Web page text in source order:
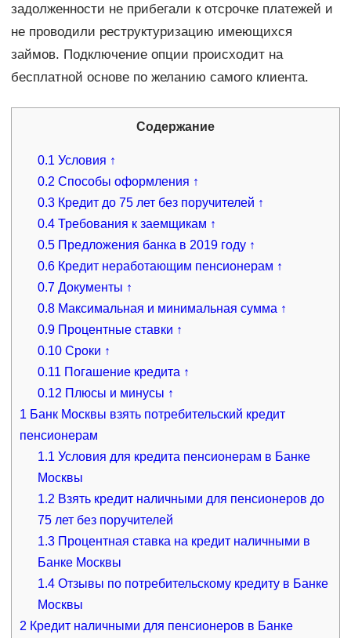
задолженности не прибегали к отсрочке платежей и
не проводили реструктуризацию имеющихся
займов. Подключение опции происходит на
бесплатной основе по желанию самого клиента.
Содержание
0.1 Условия ↑
0.2 Способы оформления ↑
0.3 Кредит до 75 лет без поручителей ↑
0.4 Требования к заемщикам ↑
0.5 Предложения банка в 2019 году ↑
0.6 Кредит неработающим пенсионерам ↑
0.7 Документы ↑
0.8 Максимальная и минимальная сумма ↑
0.9 Процентные ставки ↑
0.10 Сроки ↑
0.11 Погашение кредита ↑
0.12 Плюсы и минусы ↑
1 Банк Москвы взять потребительский кредит
пенсионерам
1.1 Условия для кредита пенсионерам в Банке
Москвы
1.2 Взять кредит наличными для пенсионеров до
75 лет без поручителей
1.3 Процентная ставка на кредит наличными в
Банке Москвы
1.4 Отзывы по потребительскому кредиту в Банке
Москвы
2 Кредит наличными для пенсионеров в Банке